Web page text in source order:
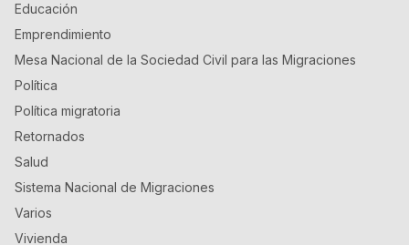
Educación
Emprendimiento
Mesa Nacional de la Sociedad Civil para las Migraciones
Política
Política migratoria
Retornados
Salud
Sistema Nacional de Migraciones
Varios
Vivienda